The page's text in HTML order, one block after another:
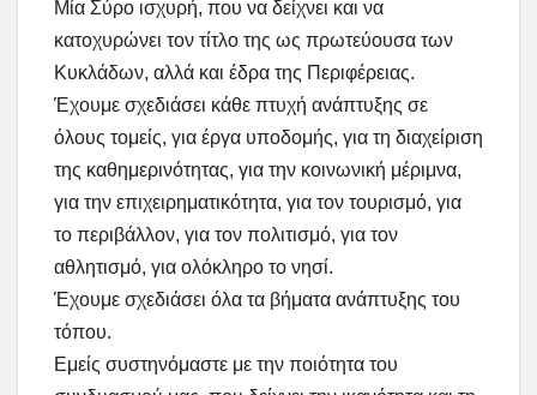
Μία Σύρο ισχυρή, που να δείχνει και να
κατοχυρώνει τον τίτλο της ως πρωτεύουσα των
Κυκλάδων, αλλά και έδρα της Περιφέρειας.
Έχουμε σχεδιάσει κάθε πτυχή ανάπτυξης σε
όλους τομείς, για έργα υποδομής, για τη διαχείριση
της καθημερινότητας, για την κοινωνική μέριμνα,
για την επιχειρηματικότητα, για τον τουρισμό, για
το περιβάλλον, για τον πολιτισμό, για τον
αθλητισμό, για ολόκληρο το νησί.
Έχουμε σχεδιάσει όλα τα βήματα ανάπτυξης του
τόπου.
Εμείς συστηνόμαστε με την ποιότητα του